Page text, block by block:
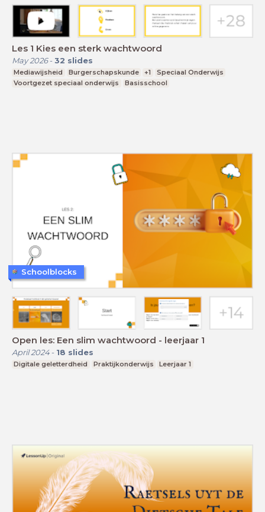
Les 1 Kies een sterk wachtwoord
May 2026- 32 slides
Mediawijsheid Burgerschapskunde +1
Speciaal Onderwijs
Voortgezet speciaal onderwijs
Basisschool
Open les: Een slim wachtwoord - leerjaar 1
April 2024- 18 slides
Digitale geletterdheid Praktijkonderwijs Leerjaar 1
Schoolblocks